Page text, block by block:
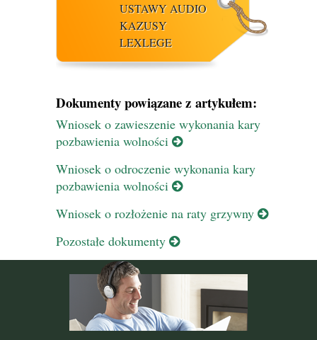
USTAWY AUDIO
KAZUSY
LEXLEGE
Dokumenty powiązane z artykułem:
Wniosek o zawieszenie wykonania kary
pozbawienia wolności
Wniosek o odroczenie wykonania kary
pozbawienia wolności
Wniosek o rozłożenie na raty grzywny
Pozostałe dokumenty